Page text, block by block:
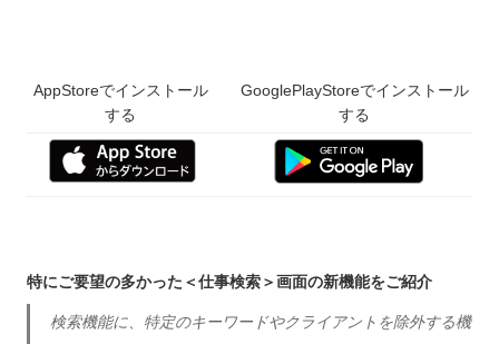
AppStoreでインストール
する
GooglePlayStoreでインストール
する
特にご要望の多かった＜仕事検索＞画面の新機能をご紹介
検索機能に、特定のキーワードやクライアントを除外する機